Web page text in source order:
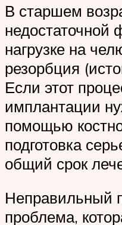
В старшем
недостаточной
нагрузке на
резорбция
Если этот
имплантации
помощью
подготовка
общий срок
Неправильный
проблема,